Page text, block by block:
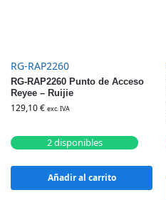
RG-RAP2260
RG-RAP2260 Punto de Acceso
Reyee – Ruijie
129,10€ exc. IVA
Añadir al carrito
2 disponibles